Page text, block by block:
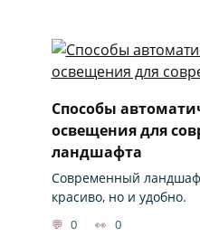
Способы
освещения для
ландшафта
Современный
красиво, но и удобно.
0 0